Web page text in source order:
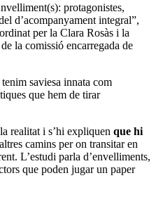
protagonistes,
d’acompanyament integral”,
per la Clara Rosàs i la
la comissió encarregada de
saviesa innata com
que hem de tirar
realitat i s’hi expliquen que hi
camins per on transitar en
L’estudi parla d’envelliments,
que poden jugar un paper